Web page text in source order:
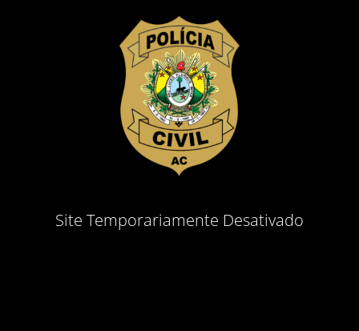
Site Temporariamente Desativado